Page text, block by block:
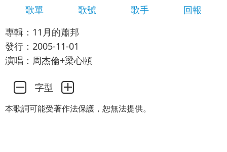
歌單 歌號 歌手
回報
專輯：11月的蕭邦
發行：2005-11-01
演唱：周杰倫+梁心頤
字型
本歌詞可能受著作法保護，恕無法提供。